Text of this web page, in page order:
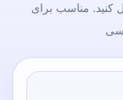
کنید. مناسب برای